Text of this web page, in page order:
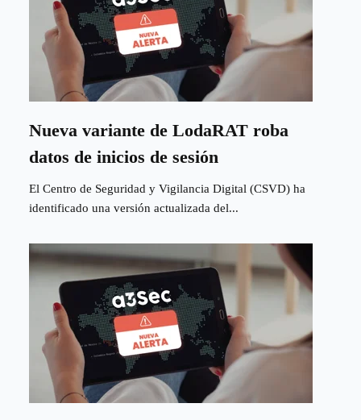
Nueva variante de LodaRAT roba
datos de inicios de sesión
El Centro de Seguridad y Vigilancia Digital (CSVD) ha
identificado una versión actualizada del...